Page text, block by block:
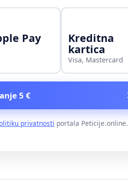
Pay Kreditna
kartica
Visa, Mastercard
5 €
privatnosti portala Peticije.online.